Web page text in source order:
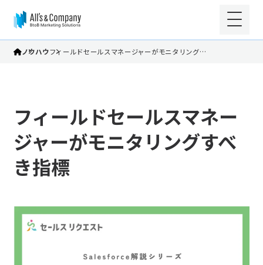
ノウハウフィールドセールスマネージャーがモニタリング…
フィールドセールスマネー
ジャーがモニタリングすべ
き指標